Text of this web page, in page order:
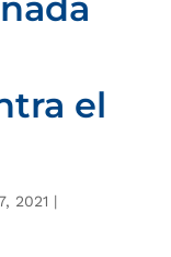
el
2021 |